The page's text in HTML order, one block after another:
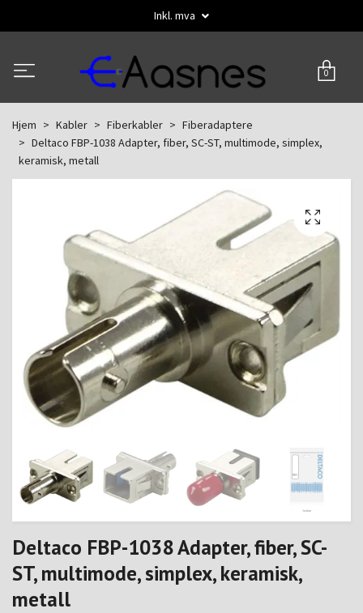
Inkl. mva
0
Hjem Kabler Fiberkabler
Fiberadaptere
Deltaco FBP-1038 Adapter, fiber, SC-ST, multimode, simplex,
keramisk, metall
Deltaco FBP-1038 Adapter, fiber, SC-
ST, multimode, simplex, keramisk,
metall